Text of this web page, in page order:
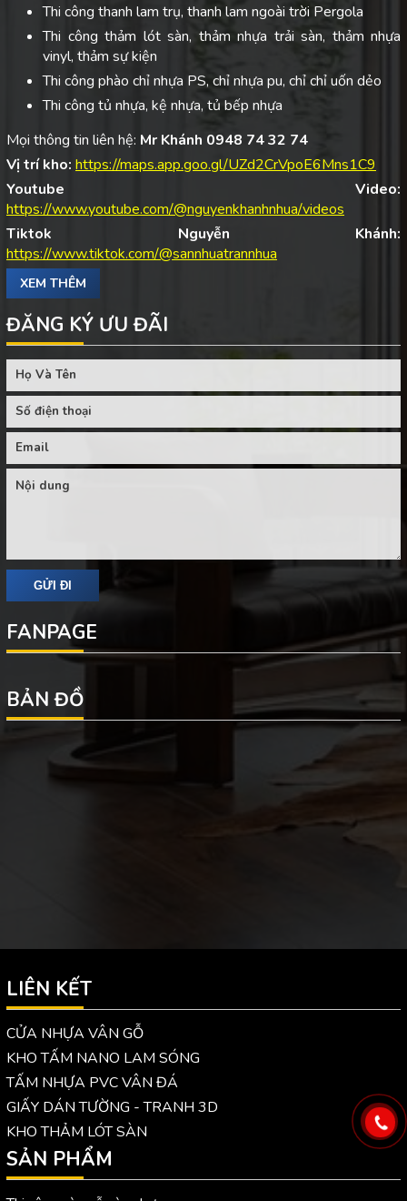
Thi công thanh lam trụ, thanh lam ngoài trời Pergola
Thi công thảm lót sàn, thảm nhựa trải sàn, thảm nhựa
vinyl, thảm sự kiện
Thi công phào chỉ nhựa PS, chỉ nhựa pu, chỉ chỉ uốn dẻo
Thi công tủ nhựa, kệ nhựa, tủ bếp nhựa
Mọi thông tin liên hệ: Mr Khánh 0948 74 32 74
Vị trí kho: https://maps.app.goo.gl/UZd2CrVpoE6Mns1C9
Youtube Video:
https://www.youtube.com/@nguyenkhanhnhua/videos
Tiktok Nguyễn Khánh:
https://www.tiktok.com/@sannhuatrannhua
XEM THÊM
ĐĂNG KÝ ƯU ĐÃI
FANPAGE
BẢN ĐỒ
LIÊN KẾT
CỬA NHỰA VÂN GỖ
KHO TẤM NANO LAM SÓNG
TẤM NHỰA PVC VÂN ĐÁ
GIẤY DÁN TƯỜNG - TRANH 3D
KHO THẢM LÓT SÀN
SẢN PHẨM